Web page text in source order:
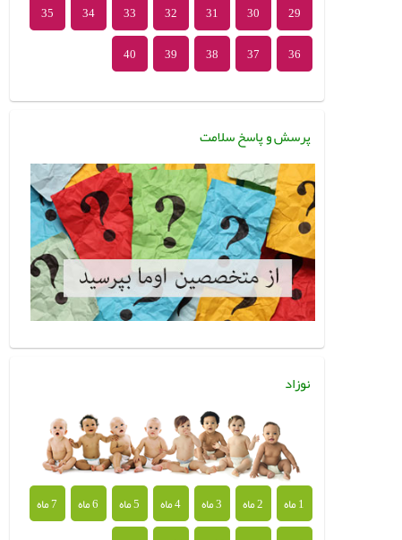
29
30
31
32
33
34
35
36
37
38
39
40
پرسش و پاسخ سلامت
نوزاد
1 ماه 2 ماه 3 ماه 4 ماه 5 ماه 6 ماه
7 ماه